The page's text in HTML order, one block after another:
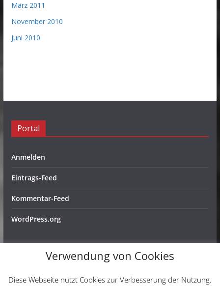
März 2011
November 2010
Juni 2010
Portal
Anmelden
Eintrags-Feed
Kommentar-Feed
WordPress.org
Copyright © 2026Schachfreunde Ochtendung e. V.. Alle
Verwendung von Cookies
Diese Webseite nutzt Cookies zur Verbesserung der Nutzung.